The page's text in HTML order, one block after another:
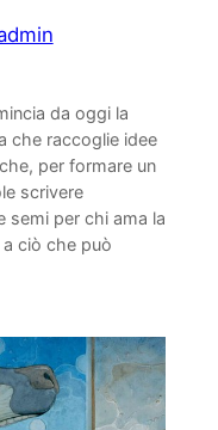
da oggi la
che raccoglie idee
per formare un
scrivere
semi per chi ama la
ciò che può